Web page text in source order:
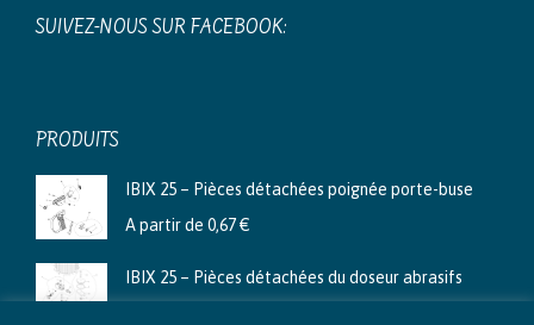
SUIVEZ-NOUS SUR FACEBOOK:
PRODUITS
IBIX 25 – Pièces détachées poignée porte-buse
A partir de 0,67€
IBIX 25 – Pièces détachées du doseur abrasifs